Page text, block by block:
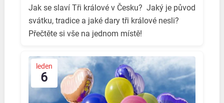
Jak se slaví Tři králové v Česku? ️ Jaký je původ
svátku, tradice a jaké dary tři králové nesli? ️
Přečtěte si vše na jednom místě! ️
leden
6